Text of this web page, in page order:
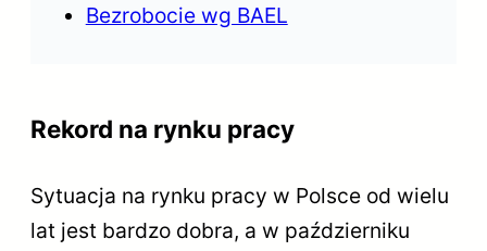
Bezrobocie wg BAEL
Rekord na rynku pracy
Sytuacja na rynku pracy w Polsce od wielu
lat jest bardzo dobra, a w październiku